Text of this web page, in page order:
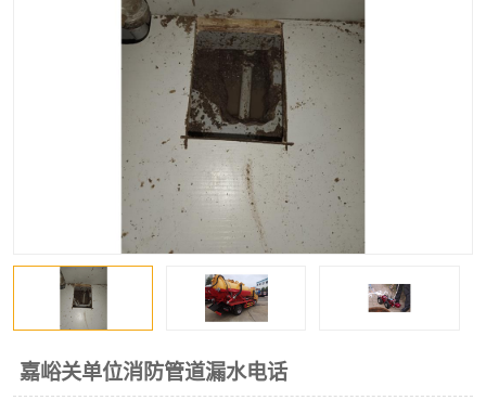
嘉峪关单位消防管道漏水电话
供热管道漏水 排水管道漏水
自来水管漏水 管道疏通
高压车疏通清淤